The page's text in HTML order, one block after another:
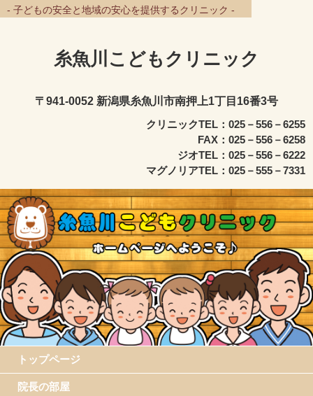
- 子どもの安全と地域の安心を提供するクリニック -
糸魚川こどもクリニック
〒941-0052 新潟県糸魚川市南押上1丁目16番3号
クリニックTEL：025－556－6255
FAX：025－556－6258
ジオTEL：025－556－6222
マグノリアTEL：025－555－7331
トップページ
院長の部屋